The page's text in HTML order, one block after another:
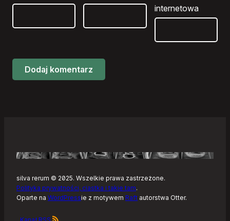
internetowa
silva rerum © 2025. Wszelkie prawa zastrzeżone.
Polityka prywatności, ciastka i takie tam.
Oparte na WordPressie z motywem Raft autorstwa Otter.